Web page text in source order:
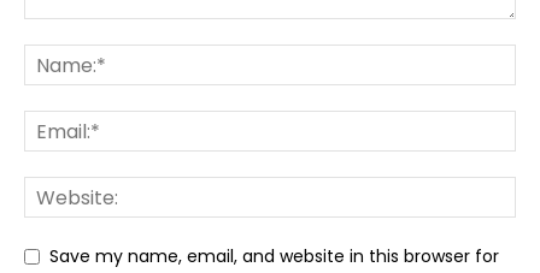
Save my name, email, and website in this browser for